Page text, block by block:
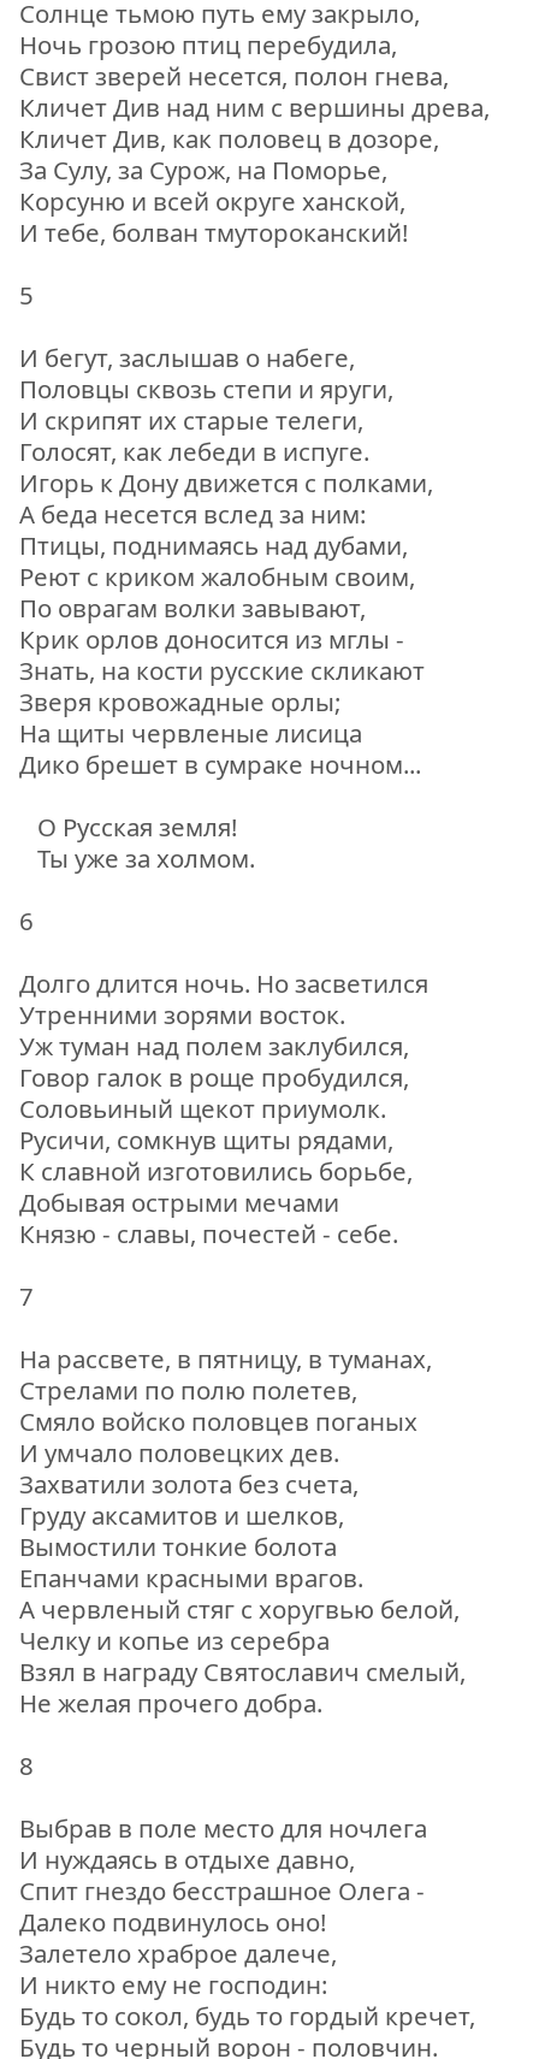
Солнце тьмою путь ему закрыло,
Ночь грозою птиц перебудила,
Свист зверей несется, полон гнева,
Кличет Див над ним с вершины древа,
Кличет Див, как половец в дозоре,
За Сулу, за Сурож, на Поморье,
Корсуню и всей округе ханской,
И тебе, болван тмутороканский!
5
И бегут, заслышав о набеге,
Половцы сквозь степи и яруги,
И скрипят их старые телеги,
Голосят, как лебеди в испуге.
Игорь к Дону движется с полками,
А беда несется вслед за ним:
Птицы, поднимаясь над дубами,
Реют с криком жалобным своим,
По оврагам волки завывают,
Крик орлов доносится из мглы -
Знать, на кости русские скликают
Зверя кровожадные орлы;
На щиты червленые лисица
Дико брешет в сумраке ночном...
О Русская земля!
Ты уже за холмом.
6
Долго длится ночь. Но засветился
Утренними зорями восток.
Уж туман над полем заклубился,
Говор галок в роще пробудился,
Соловьиный щекот приумолк.
Русичи, сомкнув щиты рядами,
К славной изготовились борьбе,
Добывая острыми мечами
Князю - славы, почестей - себе.
7
На рассвете, в пятницу, в туманах,
Стрелами по полю полетев,
Смяло войско половцев поганых
И умчало половецких дев.
Захватили золота без счета,
Груду аксамитов и шелков,
Вымостили тонкие болота
Епанчами красными врагов.
А червленый стяг с хоругвью белой,
Челку и копье из серебра
Взял в награду Святославич смелый,
Не желая прочего добра.
8
Выбрав в поле место для ночлега
И нуждаясь в отдыхе давно,
Спит гнездо бесстрашное Олега -
Далеко подвинулось оно!
Залетело храброе далече,
И никто ему не господин:
Будь то сокол, будь то гордый кречет,
Будь то черный ворон - половчин.